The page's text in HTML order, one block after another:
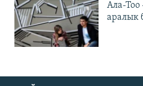
Ала-Тоо
аралык